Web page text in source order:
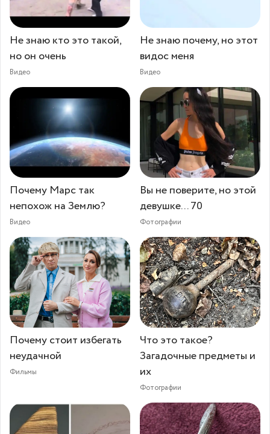
Не знаю кто это такой,
но он очень
Видео
Не знаю почему, но этот
видос меня
Видео
Почему Марс так
непохож на Землю?
Видео
Вы не поверите, но этой
девушке... 70
Фотографии
Почему стоит избегать
неудачной
Фильмы
Что это такое?
Загадочные предметы и
их
Фотографии